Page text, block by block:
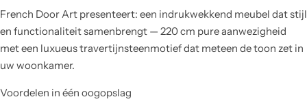
French Door Art presenteert: een indrukwekkend meubel dat stijl
en functionaliteit samenbrengt — 220 cm pure aanwezigheid
met een luxueus travertijnsteenmotief dat meteen de toon zet in
uw woonkamer.
Voordelen in één oogopslag